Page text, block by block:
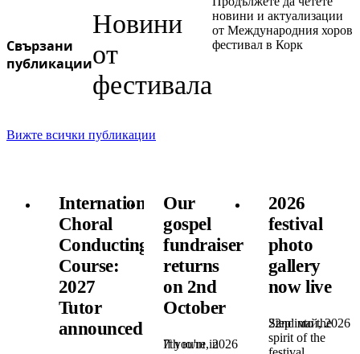
Свързани
публикации
Новини
от
фестивала
новини и актуализации
от Международния хоров
фестивал в Корк
Вижте всички публикации
International
Choral
Conducting
Course:
2027
Tutor
announced!
Our
gospel
fundraiser
returns
on 2nd
October
7th юли, 2026
If you're in
2026
festival
photo
gallery
now live
22nd май, 2026
Step into the
spirit of the